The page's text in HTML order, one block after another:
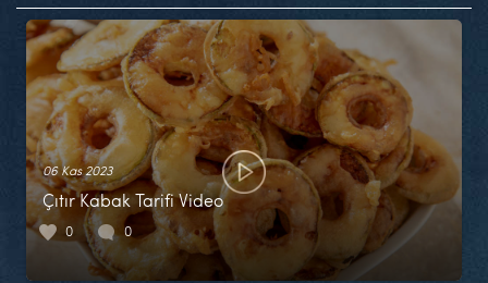
06 Kas 2023
Çıtır Kabak Tarifi Video
0 0